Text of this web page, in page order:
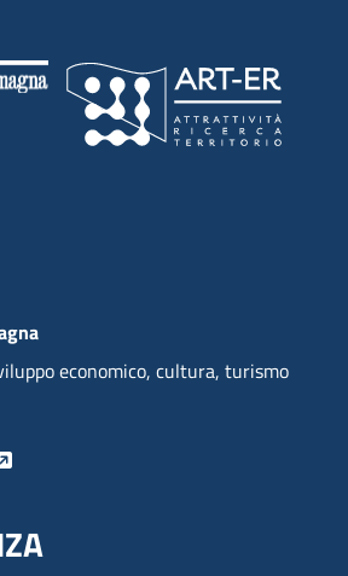
economico, cultura, turismo